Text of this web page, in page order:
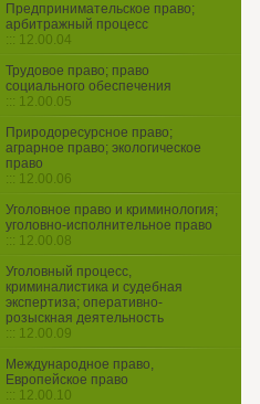
Предпринимательское право;
арбитражный процесс
::: 12.00.04
Трудовое право; право
социального обеспечения
::: 12.00.05
Природоресурсное право;
аграрное право; экологическое
право
::: 12.00.06
Уголовное право и криминология;
уголовно-исполнительное право
::: 12.00.08
Уголовный процесс,
криминалистика и судебная
экспертиза; оперативно-
розыскная деятельность
::: 12.00.09
Международное право,
Европейское право
::: 12.00.10